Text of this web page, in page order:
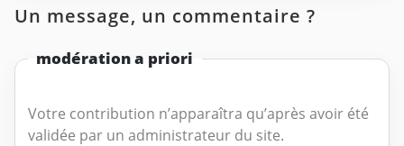
Un message, un commentaire ?
modération a priori
Votre contribution n’apparaîtra qu’après avoir été
validée par un administrateur du site.